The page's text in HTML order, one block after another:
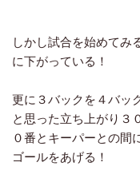
しかし試合を始めてみ
に下がっている！
更に３バックを４バッ
と思った立ち上がり３
０番とキーパーとの間
ゴールをあげる！